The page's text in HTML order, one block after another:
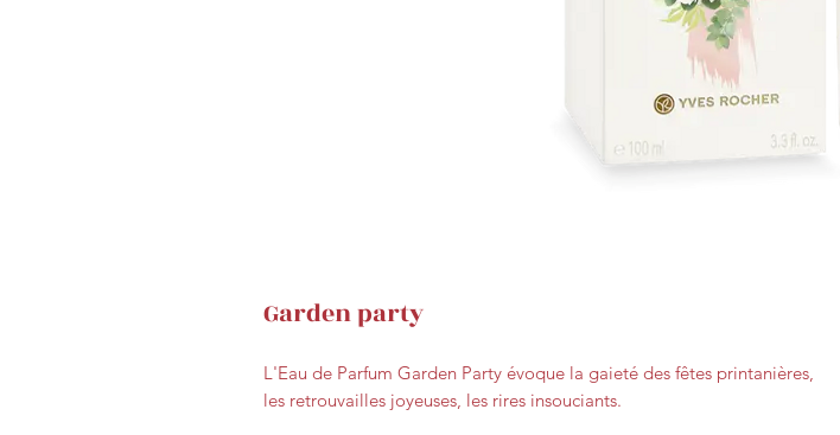
Garden party
L'Eau de Parfum Garden Party évoque la gaieté des fêtes printanières,
les retrouvailles joyeuses, les rires insouciants.